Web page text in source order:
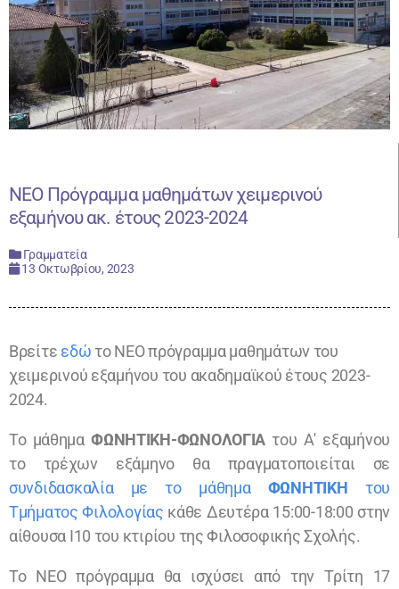
NEO Πρόγραμμα μαθημάτων χειμερινού
εξαμήνου ακ. έτους 2023-2024
Γραμματεία
13 Οκτωβρίου, 2023
Βρείτε εδώτο ΝΕΟ πρόγραμμα μαθημάτων του
χειμερινού εξαμήνου του ακαδημαϊκού έτους 2023-
2024.
Το μάθημαΦΩΝΗΤΙΚΗ-ΦΩΝΟΛΟΓΙΑ του Α' εξαμήνου
το τρέχων εξάμηνο θα πραγματοποιείται σε
συνδιδασκαλία με το μάθημα ΦΩΝΗΤΙΚΗ του
Τμήματος Φιλολογίας κάθε Δευτέρα 15:00-18:00 στην
αίθουσα Ι10 του κτιρίου της Φιλοσοφικής Σχολής.
Το ΝΕΟ πρόγραμμα θα ισχύσει από την Τρίτη 17